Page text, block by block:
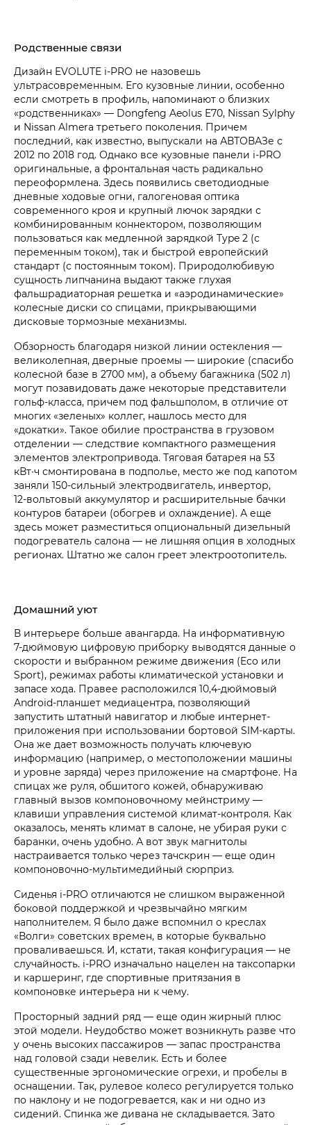
Родственные связи
Дизайн EVOLUTE i‑PRO не назовешь
ультрасовременным. Его кузовные линии, особенно
если смотреть в профиль, напоминают о близких
«родственниках» — Dongfeng Aeolus E70, Nissan Sylphy
и Nissan Almera третьего поколения. Причем
последний, как известно, выпускали на АВТОВАЗе с
2012 по 2018 год. Однако все кузовные панели i‑PRO
оригинальные, а фронтальная часть радикально
переоформлена. Здесь появились светодиодные
дневные ходовые огни, галогеновая оптика
современного кроя и крупный лючок зарядки с
комбинированным коннектором, позволяющим
пользоваться как медленной зарядкой Type 2 (с
переменным током), так и быстрой европейский
стандарт (с постоянным током). Природолюбивую
сущность липчанина выдают также глухая
фальшрадиаторная решетка и «аэродинамические»
колесные диски со спицами, прикрывающими
дисковые тормозные механизмы.
Обзорность благодаря низкой линии остекления —
великолепная, дверные проемы — широкие (спасибо
колесной базе в 2700 мм), а объему багажника (502 л)
могут позавидовать даже некоторые представители
гольф-класса, причем под фальшполом, в отличие от
многих «зеленых» коллег, нашлось место для
«докатки». Такое обилие пространства в грузовом
отделении — следствие компактного размещения
элементов электропривода. Тяговая батарея на 53
кВт∙ч смонтирована в подполье, место же под капотом
заняли 150‑сильный электродвигатель, инвертор,
12‑вольтовый аккумулятор и расширительные бачки
контуров батареи (обогрев и охлаждение). А еще
здесь может разместиться опциональный дизельный
подогреватель салона — не лишняя опция в холодных
регионах. Штатно же салон греет электроотопитель.
Домашний уют
В интерьере больше авангарда. На информативную
7‑дюймовую цифровую приборку выводятся данные о
скорости и выбранном режиме движения (Eco или
Sport), режимах работы климатической установки и
запасе хода. Правее расположился 10,4‑дюймовый
Android-планшет медиацентра, позволяющий
запустить штатный навигатор и любые интернет-
приложения при использовании бортовой SIM-карты.
Она же дает возможность получать ключевую
информацию (например, о местоположении машины
и уровне заряда) через приложение на смартфоне. На
спицах же руля, обшитого кожей, обнаруживаю
главный вызов компоновочному мейнстриму —
клавиши управления системой климат-контроля. Как
оказалось, менять климат в салоне, не убирая руки с
баранки, очень удобно. А вот звук магнитолы
настраивается только через тачскрин — еще один
компоновочно-мультимедийный сюрприз.
Сиденья i‑PRO отличаются не слишком выраженной
боковой поддержкой и чрезвычайно мягким
наполнителем. Я было даже вспомнил о креслах
«Волги» советских времен, в которые буквально
проваливаешься. И, кстати, такая конфигурация — не
случайность. i‑PRO изначально нацелен на таксопарки
и каршеринг, где спортивные притязания в
компоновке интерьера ни к чему.
Просторный задний ряд — еще один жирный плюс
этой модели. Неудобство может возникнуть разве что
у очень высоких пассажиров — запас пространства
над головой сзади невелик. Есть и более
существенные эргономические огрехи, и пробелы в
оснащении. Так, рулевое колесо регулируется только
по наклону и не подогревается, как и ни одно из
сидений. Спинка же дивана не складывается. Зато